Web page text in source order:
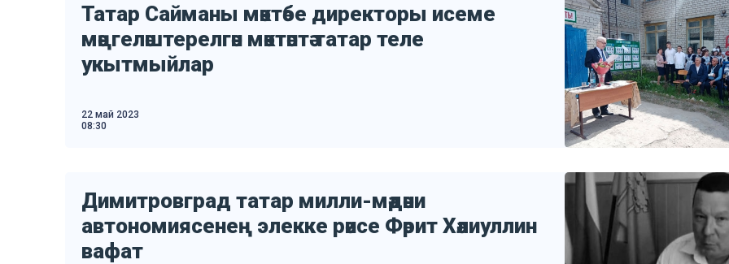
Татар Сайманы мәктәбе директоры исеме
мәңгеләштерелгән мәктәптә татар теле
укытмыйлар
22 май 2023
08:30
Димитровград татар милли-мәдәни
автономиясенең элекке рәисе Фәрит Хәлиуллин
вафат